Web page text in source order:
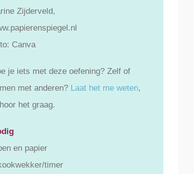
Zijderveld,
Canva
je iets met deze oefening? Zelf of
met anderen? Laat het me weten,
het graag.
en papier
timer